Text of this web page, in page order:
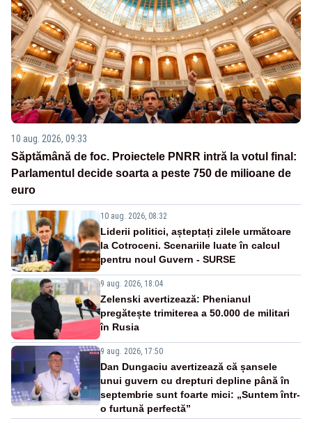
10 aug. 2026, 09:33
Săptămână de foc. Proiectele PNRR intră la votul final:
Parlamentul decide soarta a peste 750 de milioane de
euro
10 aug. 2026, 08:32
Liderii politici, așteptați zilele următoare
la Cotroceni. Scenariile luate în calcul
pentru noul Guvern - SURSE
9 aug. 2026, 18:04
Zelenski avertizează: Phenianul
pregătește trimiterea a 50.000 de militari
în Rusia
9 aug. 2026, 17:50
Dan Dungaciu avertizează că șansele
unui guvern cu drepturi depline până în
septembrie sunt foarte mici: „Suntem într-
o furtună perfectă”